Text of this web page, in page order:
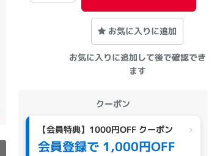
お気に入りに追加
お気に入りに追加して後で確認でき
ます
クーポン
【会員特典】1000円OFF クーポン
会員登録で 1,000円OFF